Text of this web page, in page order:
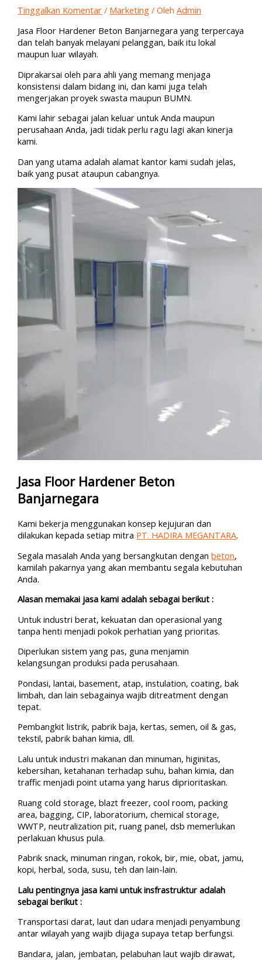
Tinggalkan Komentar / Marketing / OlehAdmin
Jasa Floor Hardener Beton Banjarnegara yang terpercaya
dan telah banyak melayani pelanggan, baik itu lokal
maupun luar wilayah.
Diprakarsai oleh para ahli yang memang menjaga
konsistensi dalam bidang ini, dan kami juga telah
mengerjakan proyek swasta maupun BUMN.
Kami lahir sebagai jalan keluar untuk Anda maupun
perusahaan Anda, jadi tidak perlu ragu lagi akan kinerja
kami.
Dan yang utama adalah alamat kantor kami sudah jelas,
baik yang pusat ataupun cabangnya.
Jasa Floor Hardener Beton
Banjarnegara
Kami bekerja menggunakan konsep kejujuran dan
dilakukan kepada setiap mitra PT. HADIRA MEGANTARA.
Segala masalah Anda yang bersangkutan denganbeton,
kamilah pakarnya yang akan membantu segala kebutuhan
Anda.
Alasan memakai jasa kami adalah sebagai berikut :
Untuk industri berat, kekuatan dan operasional yang
tanpa henti menjadi pokok perhatian yang prioritas.
Diperlukan sistem yang pas, guna menjamin
kelangsungan produksi pada perusahaan.
Pondasi, lantai, basement, atap, instulation, coating, bak
limbah, dan lain sebagainya wajib ditreatment dengan
tepat.
Pembangkit listrik, pabrik baja, kertas, semen, oil & gas,
tekstil, pabrik bahan kimia, dll.
Lalu untuk industri makanan dan minuman, higinitas,
kebersihan, ketahanan terhadap suhu, bahan kimia, dan
traffic menjadi point utama yang harus diprioritaskan.
Ruang cold storage, blazt freezer, cool room, packing
area, bagging, CIP, laboratorium, chemical storage,
WWTP, neutralization pit, ruang panel, dsb memerlukan
perlakuan khusus pula.
Pabrik snack, minuman ringan, rokok, bir, mie, obat, jamu,
kopi, herbal, soda, susu, teh dan lain-lain.
Lalu pentingnya jasa kami untuk insfrastruktur adalah
sebagai berikut :
Transportasi darat, laut dan udara menjadi penyambung
antar wilayah yang wajib dijaga supaya tetap berfungsi.
Bandara, jalan, jembatan, pelabuhan laut wajib dirawat,